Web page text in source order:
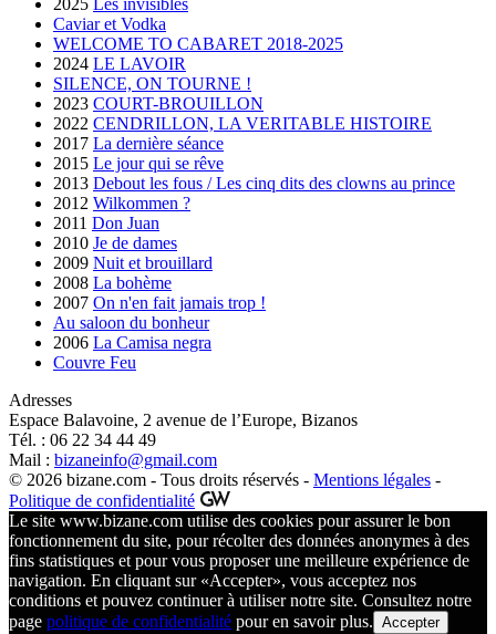
2025 Les invisibles
Caviar et Vodka
WELCOME TO CABARET 2018-2025
2024 LE LAVOIR
SILENCE, ON TOURNE !
2023 COURT-BROUILLON
2022 CENDRILLON, LA VERITABLE HISTOIRE
2017 La dernière séance
2015 Le jour qui se rêve
2013 Debout les fous / Les cinq dits des clowns au prince
2012 Wilkommen ?
2011 Don Juan
2010 Je de dames
2009 Nuit et brouillard
2008 La bohème
2007 On n'en fait jamais trop !
Au saloon du bonheur
2006 La Camisa negra
Couvre Feu
Adresses
Espace Balavoine, 2 avenue de l’Europe, Bizanos
Tél. : 06 22 34 44 49
Mail : bizaneinfo@gmail.com
© 2026 bizane.com - Tous droits réservés - Mentions légales -
Politique de confidentialité
Le site www.bizane.com utilise des cookies pour assurer le bon
fonctionnement du site, pour récolter des données anonymes à des
fins statistiques et pour vous proposer une meilleure expérience de
navigation. En cliquant sur «Accepter», vous acceptez nos
conditions et pouvez continuer à utiliser notre site. Consultez notre
page politique de confidentialité pour en savoir plus. Accepter